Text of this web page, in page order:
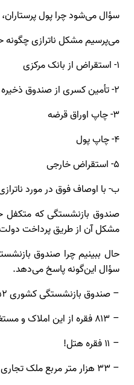
سؤال می‌شود چرا پول
می‌پرسیم مشکل ناترازی
۱- استقراض از بانک مرکزی
۲- تأمین کسری از صندوق ذخیره ارزی
۳- چاپ اوراق قرضه
۴- چاپ پول
۵- استقراض خارجی
ب- با اوصاف فوق در مورد
صندوق بازنشستگی که متکفل
مشکل آن از طریق پرداخت
حال ببینیم چرا صندوق
سؤال این‌گونه پاسخ می‌دهد.
– صندوق بازنشستگی کشوری ۲۰۵۲ فقره املاک و مستغلات خریده است که در ایام ناترازی بتواند چاله‌های کسری خود را پر کند.
– ۸۱۳ فقره از این املاک و مستغلات که کاربری تجاری، اداری و مسکونی دارد به شرح زیر بلااستفاده و غیرفعال است:
– ۱۱ فقره هتل!
– ۳۳ هزار متر مربع ملک تجاری و اداری در الهیه، نیاوران، شهرک غرب و یوسف آباد یعنی گران‌ترین نقاط پایتخت!